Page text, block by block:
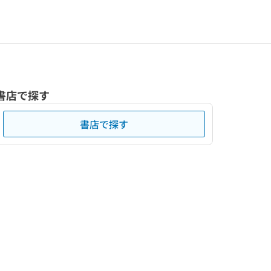
店で探す
書店で探す